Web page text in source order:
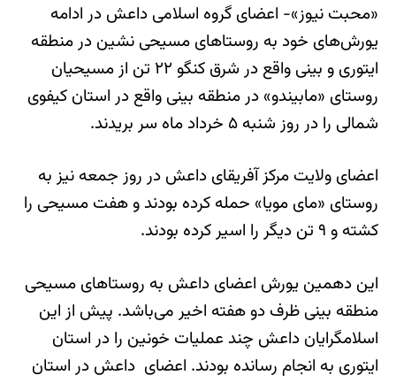
«محبت نیوز»- اعضای گروه اسلامی داعش در ادامه
یورش‌های خود به روستاهای مسیحی نشین در منطقه
ایتوری و بینی واقع در شرق کنگو ۲۲ تن از مسیحیان
روستای «مابیندو» در منطقه بینی واقع در استان کیفوی
شمالی را در روز شنبه ۵ خرداد ماه سر بریدند.
اعضای ولایت مرکز آفریقای داعش در روز جمعه نیز به
روستای «مای مویا» حمله کرده بودند و هفت مسیحی را
کشته و ۹ تن دیگر را اسیر کرده بودند.
این دهمین یورش اعضای داعش به روستاهای مسیحی
منطقه بینی ظرف دو هفته اخیر می‌باشد. پیش از این
اسلامگرایان داعش چند عملیات خونین را در استان
ایتوری به انجام رسانده بودند. اعضای داعش در استان